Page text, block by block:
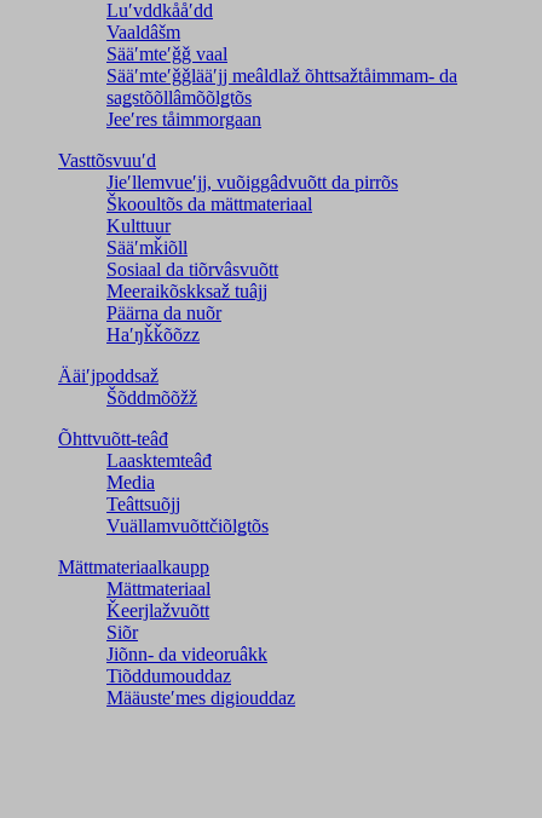
Luʹvddkååʹdd
Vaaldâšm
Sääʹmteʹǧǧ vaal
Sääʹmteʹǧǧlääʹjj meâldlaž õhttsažtåimmam- da
saǥstõõllâmõõlǥtõs
Jeeʹres tåimmorgaan
Vasttõsvuuʹd
Jieʹllemvueʹjj, vuõiggâdvuõtt da pirrõs
Škooultõs da mättmateriaal
Kulttuur
Sääʹmǩiõll
Sosiaal da tiõrvâsvuõtt
Meeraikõskksaž tuâjj
Päärna da nuõr
Haʹŋǩǩõõzz
Ääiʹjpoddsaž
Šõddmõõžž
Õhttvuõtt-teâđ
Laasktemteâđ
Media
Teâttsuõjj
Vuällamvuõttčiõlǥtõs
Mättmateriaalkaupp
Mättmateriaal
Ǩeerjlažvuõtt
Siõr
Jiõnn- da videoruâkk
Tiõddumouddaz
Määusteʹmes digiouddaz